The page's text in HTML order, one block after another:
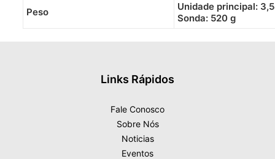
Peso
Unidade principal:
Sonda: 520 g
Links Rápidos
Fale Conosco
Sobre Nós
Noticias
Eventos